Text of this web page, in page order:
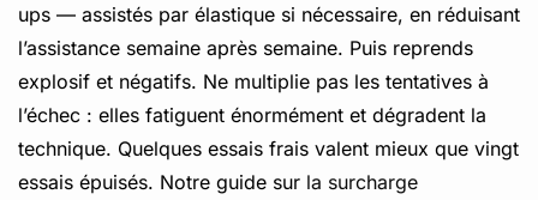
ups — assistés par élastique si nécessaire, en réduisant
l’assistance semaine après semaine. Puis reprends
explosif et négatifs. Ne multiplie pas les tentatives à
l’échec : elles fatiguent énormément et dégradent la
technique. Quelques essais frais valent mieux que vingt
essais épuisés. Notre guide sur la surcharge